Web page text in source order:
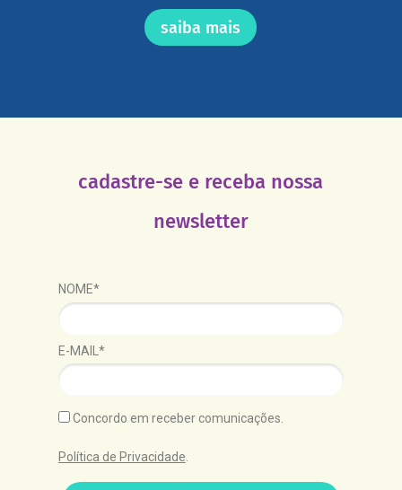
saiba mais
cadastre-se e receba nossa
newsletter
NOME*
E-MAIL*
Concordo em receber comunicações.
Política de Privacidade